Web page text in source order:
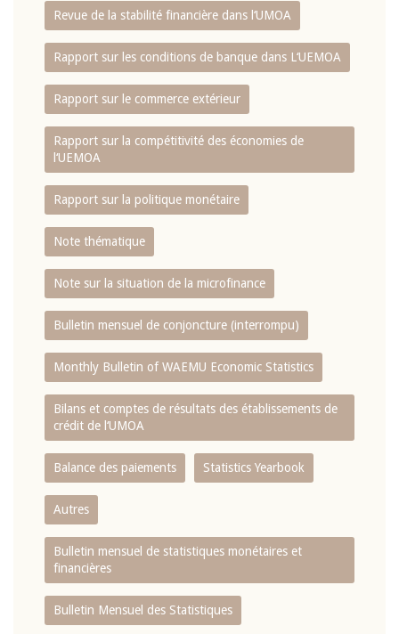
Revue de la stabilité financière dans l‘UMOA
Rapport sur les conditions de banque dans L‘UEMOA
Rapport sur le commerce extérieur
Rapport sur la compétitivité des économies de
l‘UEMOA
Rapport sur la politique monétaire
Note thématique
Note sur la situation de la microfinance
Bulletin mensuel de conjoncture (interrompu)
Monthly Bulletin of WAEMU Economic Statistics
Bilans et comptes de résultats des établissements de
crédit de l‘UMOA
Balance des paiements Statistics Yearbook
Autres
Bulletin mensuel de statistiques monétaires et
financières
Bulletin Mensuel des Statistiques